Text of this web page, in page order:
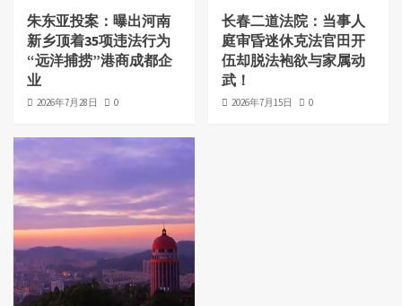
朱东亚投案：曝出河南
新乡顶着35项违法行为
“远洋捕捞”港商成都企
业
2026年7月28日 0
长春二道法院：当事人
庭审昏迷休克法官田开
伍却脱法袍欲与家属动
武！
2026年7月15日 0